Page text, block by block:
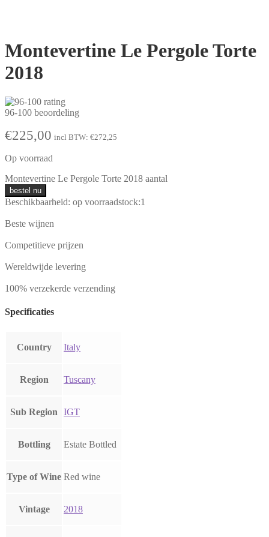
Montevertine Le Pergole Torte
2018
96-100 beoordeling
€225,00 incl BTW: €272,25
Op voorraad
Montevertine Le Pergole Torte 2018 aantal
bestel nu
Beschikbaarheid: op voorraadstock:1
Beste wijnen
Competitieve prijzen
Wereldwijde levering
100% verzekerde verzending
Specificaties
Country Italy
Region Tuscany
Sub Region IGT
Bottling Estate Bottled
Type of Wine Red wine
Vintage 2018